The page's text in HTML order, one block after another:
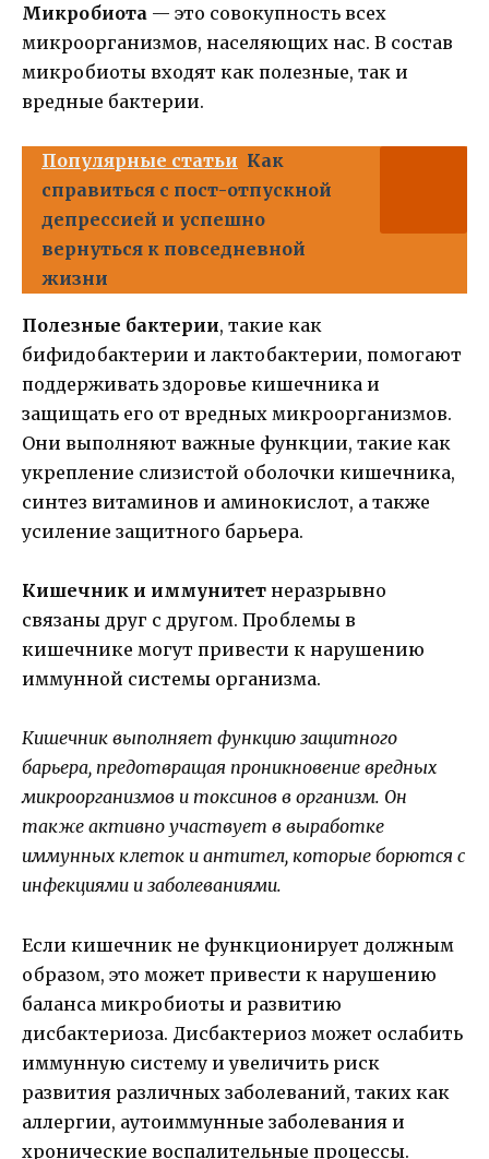
Микробиота — это совокупность всех
микроорганизмов, населяющих нас. В состав
микробиоты входят как полезные, так и
вредные бактерии.
Популярные статьи Как
справиться с пост-отпускной
депрессией и успешно
вернуться к повседневной
жизни
Полезные бактерии, такие как
бифидобактерии и лактобактерии, помогают
поддерживать здоровье кишечника и
защищать его от вредных микроорганизмов.
Они выполняют важные функции, такие как
укрепление слизистой оболочки кишечника,
синтез витаминов и аминокислот, а также
усиление защитного барьера.
Кишечник и иммунитет неразрывно
связаны друг с другом. Проблемы в
кишечнике могут привести к нарушению
иммунной системы организма.
Кишечник выполняет функцию защитного
барьера, предотвращая проникновение вредных
микроорганизмов и токсинов в организм. Он
также активно участвует в выработке
иммунных клеток и антител, которые борются с
инфекциями и заболеваниями.
Если кишечник не функционирует должным
образом, это может привести к нарушению
баланса микробиоты и развитию
дисбактериоза. Дисбактериоз может ослабить
иммунную систему и увеличить риск
развития различных заболеваний, таких как
аллергии, аутоиммунные заболевания и
хронические воспалительные процессы.